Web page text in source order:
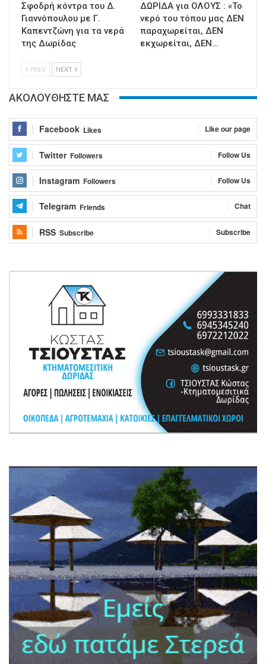
Σφοδρή κόντρα του Δ.
Γιαννόπουλου με Γ.
Καπεντζώνη για τα νερά
της Δωρίδας
ΔΩΡΙΔΑ για ΟΛΟΥΣ : «Το
νερό του τόπου μας ΔΕΝ
παραχωρείται, ΔΕΝ
εκχωρείται, ΔΕΝ…
PREV NEXT
ΑΚΟΛΟΥΘΗΣΤΕ ΜΑΣ
Facebook Likes Like our page
Twitter Followers Follow Us
Instagram Followers Follow Us
Telegram Friends Chat
RSS Subscribe Subscribe